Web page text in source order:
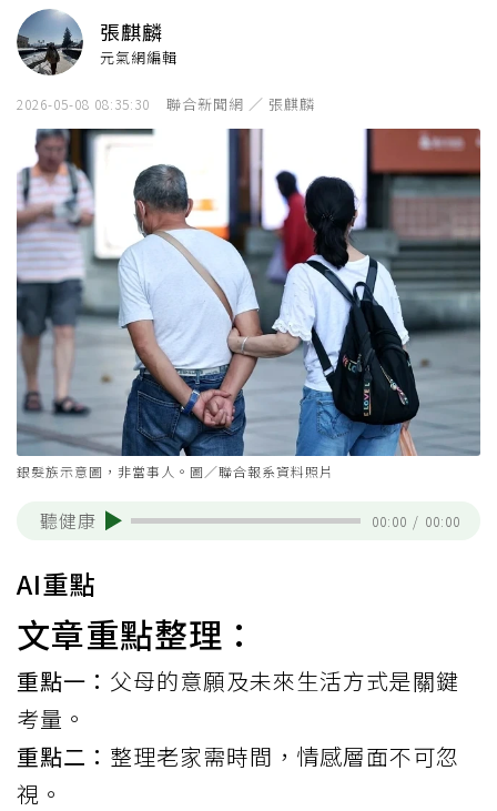
張麒麟
元氣網編輯
2026-05-08 08:35:30 聯合新聞網 ／ 張麒麟
銀髮族示意圖，非當事人。圖／聯合報系資料照片
聽健康 00:00 / 00:00
AI重點
文章重點整理：
重點一： 父母的意願及未來生活方式是關鍵
考量。
重點二： 整理老家需時間，情感層面不可忽
視。